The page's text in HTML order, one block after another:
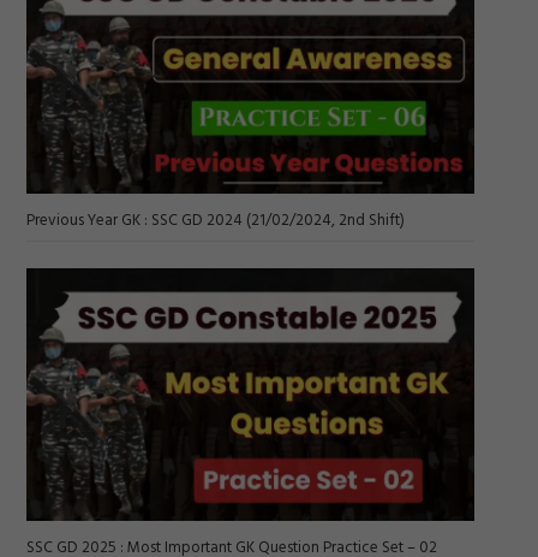
Previous Year GK : SSC GD 2024 (21/02/2024, 2nd Shift)
SSC GD 2025 : Most Important GK Question Practice Set – 02